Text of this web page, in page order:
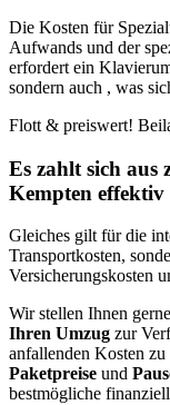
Die Kosten für
Aufwands und der
erfordert ein
sondern auch , was
Flott & preiswert!
Es zahlt sich aus
Kempten effektiv
Gleiches gilt für die
Transportkosten,
Versicherungskosten
Wir stellen Ihnen
Ihren Umzug zur
anfallenden Kosten zu
Paketpreise und
bestmögliche